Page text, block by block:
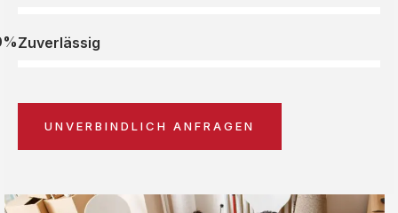
Zuverlässig
UNVERBINDLICH ANFRAGEN